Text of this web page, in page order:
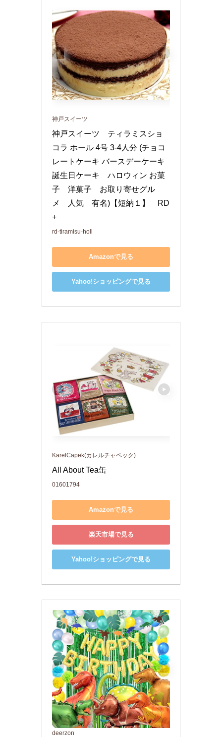
神戸スイーツ
神戸スイーツ　ティラミスショ
コラ ホール 4号 3-4人分 (チョコ
レートケーキ バースデーケーキ
誕生日ケーキ　ハロウィン お菓
子　洋菓子　お取り寄せグル
メ　人気　有名)【短納１】　RD
+
rd-tiramisu-holl
Amazonで見る
Yahoo!ショッピングで見る
KarelCapek(カレルチャペック)
All About Tea缶
01601794
Amazonで見る
楽天市場で見る
Yahoo!ショッピングで見る
deerzon